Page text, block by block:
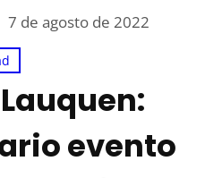
7 de agosto de 2022
evento